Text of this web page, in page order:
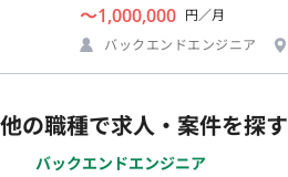
〜1,000,000 円／月
バックエンドエンジニア
他の職種で求人・案件を探す
バックエンドエンジニア